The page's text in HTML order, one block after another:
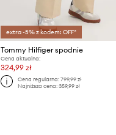
extra -5% z kodem: OFF*
Tommy Hilfiger spodnie
Cena aktualna:
324,99 zł
Cena regularna: 799,99 zł
Najniższa cena: 359,99 zł